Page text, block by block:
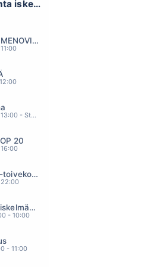
RAIN
Monipuolisinta iskelmää ja parasta poppia
VIIKONLOPUN MENOVINKIT
Tänään klo 12:00 - 13:00 - Studiossa: Pinsiön Taimisto
20
SUN Viihteelle -toivekonsertti
22:00
Monipuolisinta iskelmää ja parasta poppia
- 10:00
- 11:00